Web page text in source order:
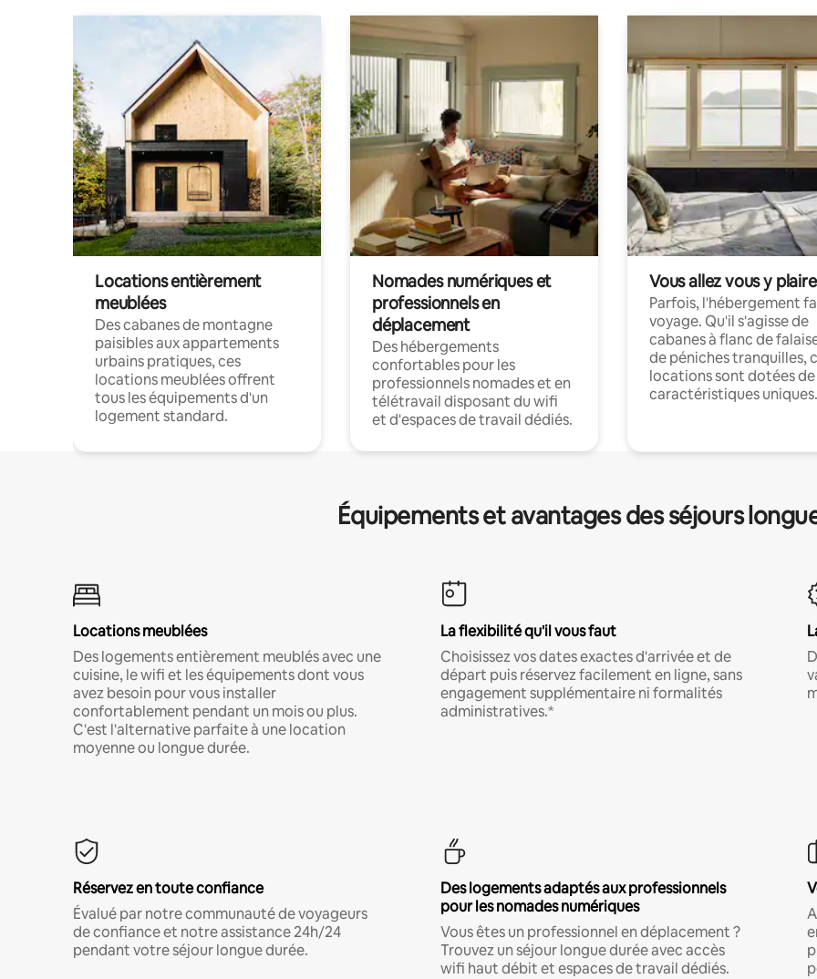
Locations entièrement
meublées
Des cabanes de montagne
paisibles aux appartements
urbains pratiques, ces
locations meublées offrent
tous les équipements d'un
logement standard.
Nomades numériques et
professionnels en
déplacement
Des hébergements
confortables pour les
professionnels nomades et en
télétravail disposant du wifi
et d'espaces de travail dédiés.
Vous allez vous y plaire
Parfois, l'hébergement
voyage. Qu'il s'agisse de
cabanes à flanc de
de péniches tranquilles,
locations sont dotées de
caractéristiques uniques.
Équipements et avantages des séjours
Locations meublées
Des logements entièrement meublés avec une
cuisine, le wifi et les équipements dont vous
avez besoin pour vous installer
confortablement pendant un mois ou plus.
C'est l'alternative parfaite à une location
moyenne ou longue durée.
La flexibilité qu'il vous faut
Choisissez vos dates exactes d'arrivée et de
départ puis réservez facilement en ligne, sans
engagement supplémentaire ni formalités
administratives.*
Réservez en toute confiance
Évalué par notre communauté de voyageurs
de confiance et notre assistance 24h/24
pendant votre séjour longue durée.
Des logements adaptés aux professionnels
pour les nomades numériques
Vous êtes un professionnel en déplacement ?
Trouvez un séjour longue durée avec accès
wifi haut débit et espaces de travail dédiés.